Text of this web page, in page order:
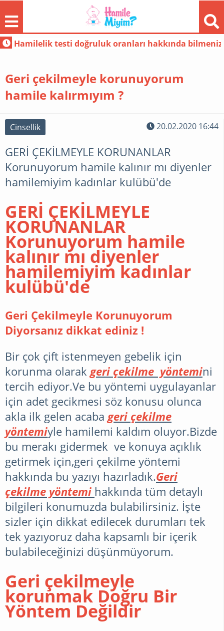
FORUM
GÜNDEM
HAMILE
MODA
GEBELIK
HAMILE
?
SORULAR
CEVAPLAR
TÜP
BEBEK
RÜYA
YORUMLARI
DEKORASYON
SAĞLIK
Hamilelik testi doğruluk oranları hakkında
Geri çekilmeyle korunuyorum
hamile kalırmıyım ?
Cinsellik 20.02.2020 16:44
GERİ ÇEKİLMEYLE KORUNANLAR
Korunuyorum hamile kalınır mı diyenler
hamilemiyim kadınlar kulübü'de
GERİ ÇEKİLMEYLE
KORUNANLAR
Korunuyorum hamile
kalınır mı diyenler
hamilemiyim kadınlar
kulübü'de
Geri Çekilmeyle Korunuyorum
Diyorsanız dikkat ediniz !
Bir çok çift istenmeyen gebelik için
korunma olarak geri çekilme yöntemini
tercih ediyor.Ve bu yöntemi uygulayanlar
için adet gecikmesi söz konusu olunca
akla ilk gelen acaba geri çekilme
yöntemiyle hamilemi kaldım oluyor.Bizde
bu merakı gidermek ve konuya açıklık
getirmek için,geri çekilme yöntemi
hakkında bu yazıyı hazırladık.Geri
çekilme yöntemi hakkında tüm detaylı
bilgileri konumuzda bulabilirsiniz. İşte
sizler için dikkat edilecek durumları tek
tek yazıyoruz daha kapsamlı bir içerik
bulabileceğinizi düşünmüyorum.
Geri çekilmeyle
korunmak Doğru Bir
Yöntem Değildir